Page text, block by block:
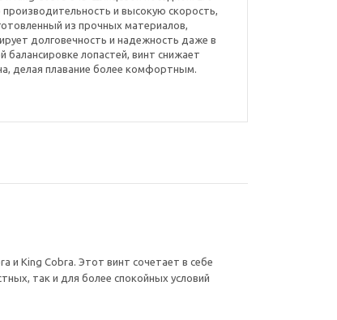
и высокую скорость,
из прочных материалов,
долговечность и надежность даже в
лопастей, винт снижает
делая плавание более комфортным.
и King Cobra. Этот винт сочетает в себе
так и для более спокойных условий